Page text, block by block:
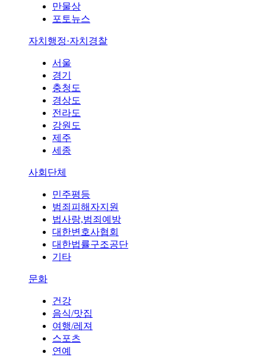
만물상
포토뉴스
자치행정·자치경찰
서울
경기
충청도
경상도
전라도
강원도
제주
세종
사회단체
민주평등
범죄피해자지원
법사랑,범죄예방
대한변호사협회
대한법률구조공단
기타
문화
건강
음식/맛집
여행/레져
스포츠
연예